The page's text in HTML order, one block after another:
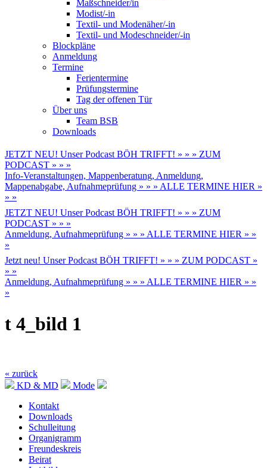
Maßschneider/in
Modist/-in
Textil- und Modenäher/-in
Textil- und Modeschneider/-in
Blockpläne
Anmeldung
Termine
Ferientermine
Prüfungstermine
Tag der offenen Tür
Über uns
Team BSB
Downloads
JETZT NEU! Unser Podcast BÖH TRIFFT! » » » ZUM
PODCAST » » »
Info-Veranstaltungen, Mappenberatung, Anmeldung,
Mappenabgabe, Aufnahmeprüfung » » » ALLE TERMINE HIER »
» »
JETZT NEU! Unser Podcast BÖH TRIFFT! » » » ZUM
PODCAST » » »
Anmeldung, Aufnahmeprüfung » » » ALLE TERMINE HIER » »
»
Jetzt neu! Unser Podcast BÖH TRIFFT! » » » ZUM PODCAST »
» »
Anmeldung, Aufnahmeprüfung » » » ALLE TERMINE HIER » »
»
t 4_bild 1
« zurück
KD & MD
Mode
Kontakt
Downloads
Schulleitung
Organigramm
Freundeskreis
Beirat